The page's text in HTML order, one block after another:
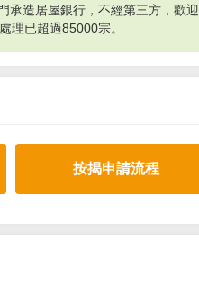
承造居屋銀行，不經第三方，歡迎
理已超過85000宗。
按揭申請流程